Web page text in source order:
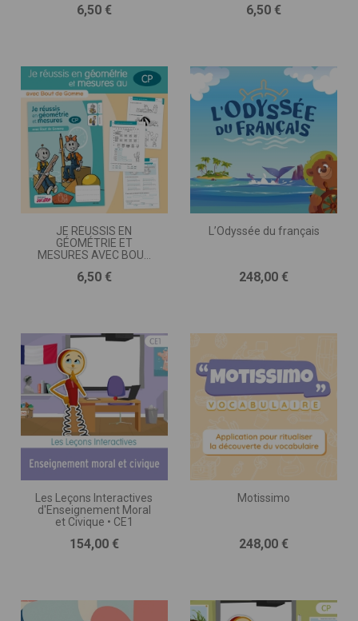
Prix
6,50 € Prix
6,50 €
JE RÉUSSIS EN
GÉOMÉTRIE ET
MESURES AVEC BOUT
Prix
6,50 €
L’Odyssée du français
Prix
248,00 €
Les Leçons Interactives
d'Enseignement Moral
et Civique • CE1
Prix
154,00 €
Motissimo
Prix
248,00 €